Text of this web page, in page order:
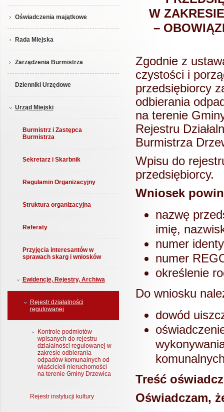
Oświadczenia majątkowe
Rada Miejska
Zarządzenia Burmistrza
Dzienniki Urzędowe
Urząd Miejski
Burmistrz i Zastępca
Burmistrza
Sekretarz i Skarbnik
Regulamin Organizacyjny
Struktura organizacyjna
Referaty
Przyjęcia interesantów w
sprawach skarg i wniosków
Ewidencje, Rejestry, Archiwa
Rejestr działalności
regulowanej
Kontrole podmiotów
wpisanych do rejestru
działalności regulowanej w
zakresie odbierania
odpadów komunalnych od
właścicieli nieruchomości
na terenie Gminy Drzewica
Rejestr instytucji kultury
W
–
Zgodnie z
czystości i
przedsiębiorcy
odbierania
na terenie
Rejestru
Burmistrza
Wpisu do
przedsiębiorcy.
Wniosek
nazwę
imię,
numer
numer
określenie
Do wniosku
dowód
Treść
Oświadczam,